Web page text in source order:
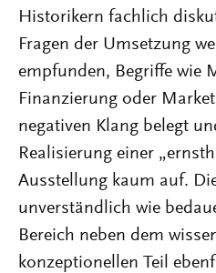
Historikern fachlich
Fragen der Umsetzung
empfunden, Begriffe wie
Finanzierung oder
negativen Klang belegt
Realisierung einer
Ausstellung kaum auf.
unverständlich wie
Bereich neben dem
konzeptionellen Teil